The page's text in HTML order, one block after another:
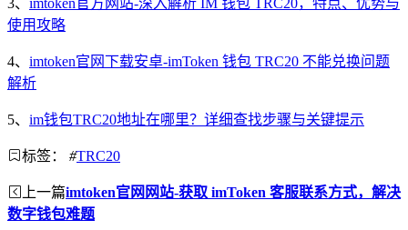
3、 imtoken官方网站-深入解析 IM 钱包 TRC20，特点、优势与
使用攻略
4、 imtoken官网下载安卓-imToken 钱包 TRC20 不能兑换问题
解析
5、 im钱包TRC20地址在哪里？详细查找步骤与关键提示
标签： #TRC20
上一篇imtoken官网网站-获取 imToken 客服联系方式，解决
数字钱包难题